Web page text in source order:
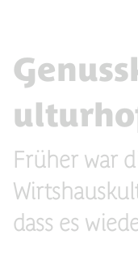
Früher war
dass es